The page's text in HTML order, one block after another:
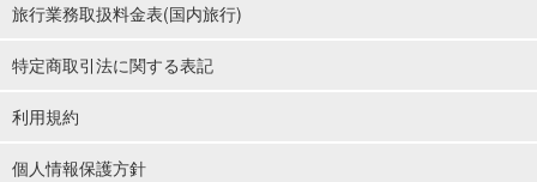
旅行業務取扱料金表(国内旅行)
特定商取引法に関する表記
利用規約
個人情報保護方針